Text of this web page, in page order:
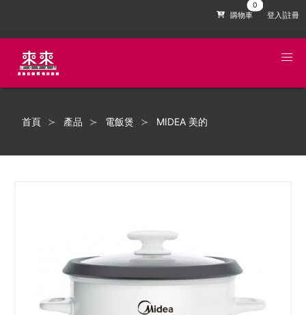
購物車 登入|註冊
首頁 產品 電飯煲 MIDEA 美的